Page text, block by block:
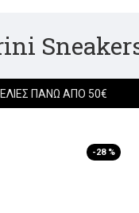
ΠΆΝΩ ΑΠΌ 50€
-28 %